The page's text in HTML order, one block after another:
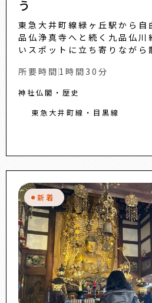
う
東急大井町線緑ヶ丘駅から自
品仏浄真寺へと続く九品仏川緑道。 地元
いスポットに立ち寄りながら
ょう。...
所要時間 1時間30分
神社仏閣・歴史
東急大井町線・目黒線
新着